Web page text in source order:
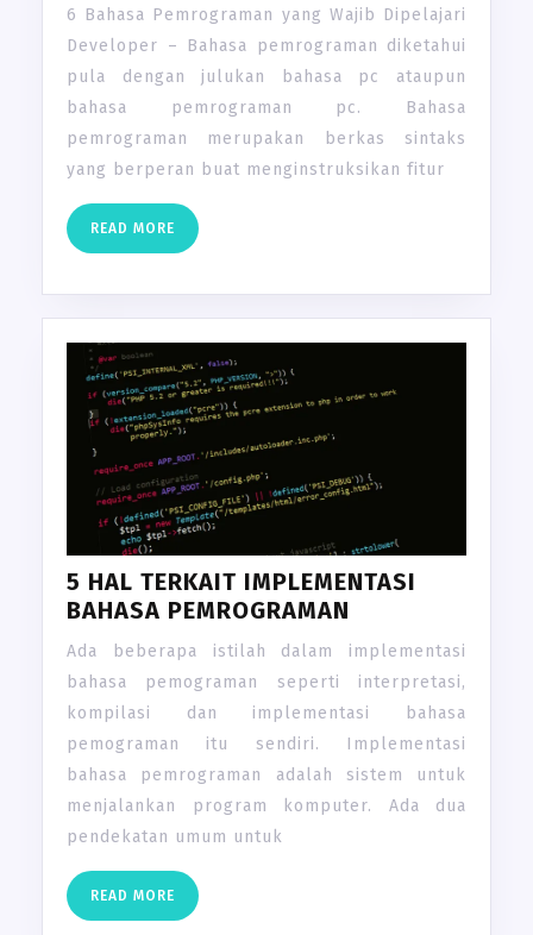
6 Bahasa Pemrograman yang Wajib Dipelajari
Developer – Bahasa pemrograman diketahui
pula dengan julukan bahasa pc ataupun
bahasa pemrograman pc. Bahasa
pemrograman merupakan berkas sintaks
yang berperan buat menginstruksikan fitur
READ MORE READ
MORE
5 HAL TERKAIT IMPLEMENTASI
BAHASA PEMROGRAMAN
Ada beberapa istilah dalam implementasi
bahasa pemograman seperti interpretasi,
kompilasi dan implementasi bahasa
pemograman itu sendiri. Implementasi
bahasa pemrograman adalah sistem untuk
menjalankan program komputer. Ada dua
pendekatan umum untuk
READ MORE READ
MORE